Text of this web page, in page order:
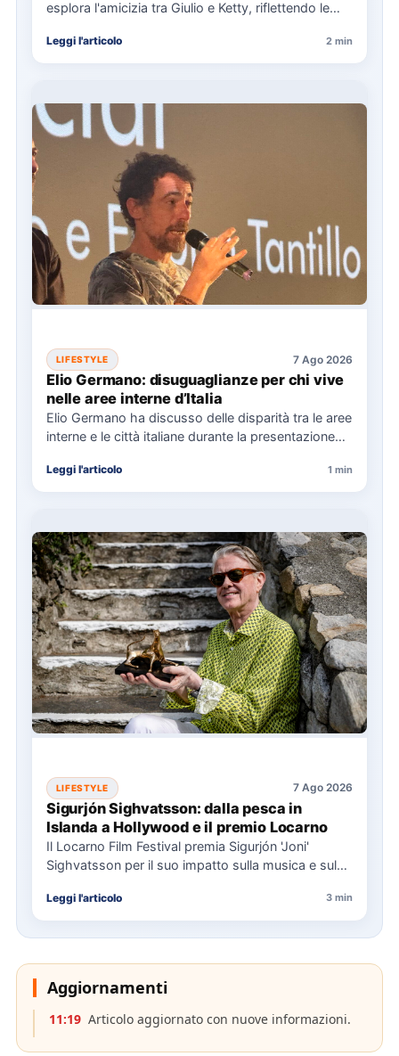
esplora l'amicizia tra Giulio e Ketty, riflettendo le
Leggi l'articolo 2 min
LIFESTYLE 7 Ago 2026
Elio Germano: disuguaglianze per chi vive
nelle aree interne d’Italia
Elio Germano ha discusso delle disparità tra le aree
interne e le città italiane durante la presentazione
Leggi l'articolo 1 min
LIFESTYLE 7 Ago 2026
Sigurjón Sighvatsson: dalla pesca in
Islanda a Hollywood e il premio Locarno
Il Locarno Film Festival premia Sigurjón 'Joni'
Sighvatsson per il suo impatto sulla musica e sul
Leggi l'articolo 3 min
Aggiornamenti
11:19 Articolo aggiornato con nuove informazioni.